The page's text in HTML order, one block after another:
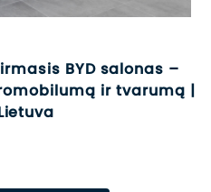
BYD salonas –
ir tvarumą |